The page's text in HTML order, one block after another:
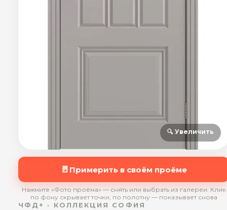
🔍 Увеличить
🚪 Примерить в своём проёме
Нажмите «Фото проёма» — снять или выбрать из галереи. Клик
по фону скрывает точки, по полотну — показывает снова
ЧФД+ · КОЛЛЕКЦИЯ СОФИЯ